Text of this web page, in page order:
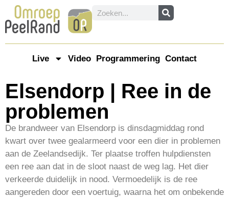
Live Video Programmering Contact
Elsendorp | Ree in de
problemen
De brandweer van Elsendorp is dinsdagmiddag rond
kwart over twee gealarmeerd voor een dier in problemen
aan de Zeelandsedijk. Ter plaatse troffen hulpdiensten
een ree aan dat in de sloot naast de weg lag. Het dier
verkeerde duidelijk in nood. Vermoedelijk is de ree
aangereden door een voertuig, waarna het om onbekende